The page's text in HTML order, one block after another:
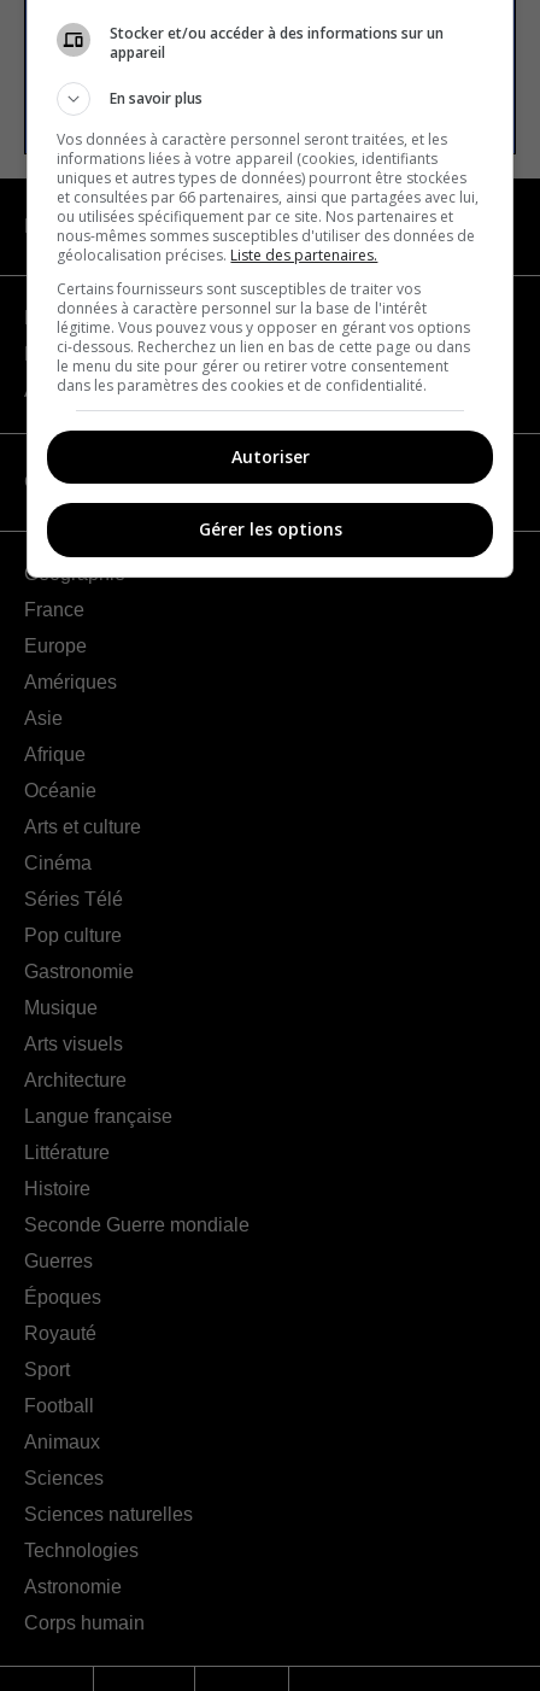
S’INSCRIRE
NAVIGATION
Devenir partenaire
Nous joindre
À propos
CATÉGORIES
Géographie
France
Europe
Amériques
Asie
Afrique
Océanie
Arts et culture
Cinéma
Séries Télé
Pop culture
Gastronomie
Musique
Arts visuels
Architecture
Langue française
Littérature
Histoire
Seconde Guerre mondiale
Guerres
Époques
Royauté
Sport
Football
Animaux
Sciences
Sciences naturelles
Technologies
Astronomie
Corps humain
Stocker et/ou accéder à des informations sur un
appareil
En savoir plus
Vos données à caractère personnel seront traitées, et les
informations liées à votre appareil (cookies, identifiants
uniques et autres types de données) pourront être stockées
et consultées par 66 partenaires, ainsi que partagées avec lui,
ou utilisées spécifiquement par ce site. Nos partenaires et
nous-mêmes sommes susceptibles d'utiliser des données de
géolocalisation précises. Liste des partenaires.
Certains fournisseurs sont susceptibles de traiter vos
données à caractère personnel sur la base de l'intérêt
légitime. Vous pouvez vous y opposer en gérant vos options
ci-dessous. Recherchez un lien en bas de cette page ou dans
le menu du site pour gérer ou retirer votre consentement
dans les paramètres des cookies et de confidentialité.
Autoriser
Gérer les options